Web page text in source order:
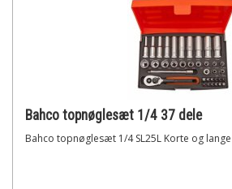
Bahco topnøglesæt 1/4 37 dele
Bahco topnøglesæt 1/4 SL25L Korte og